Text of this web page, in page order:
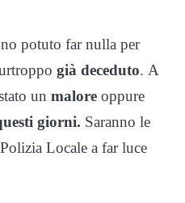
potuto far nulla per
già deceduto. A
un malore oppure
giorni. Saranno le
Locale a far luce